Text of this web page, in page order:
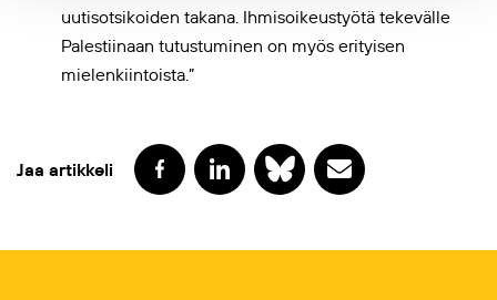
uutisotsikoiden takana. Ihmisoikeustyötä tekevälle
Palestiinaan tutustuminen on myös erityisen
mielenkiintoista.”
Jaa artikkeli